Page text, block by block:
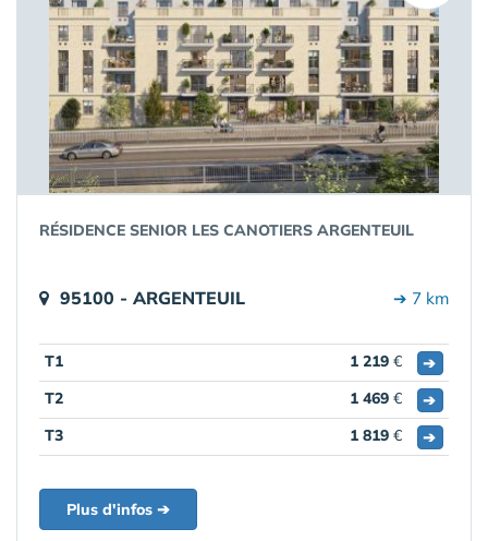
RÉSIDENCE SENIOR LES CANOTIERS ARGENTEUIL
95100 - ARGENTEUIL ➔ 7 km
T1 1 219 €
➔
T2
1 469 €
➔
T3
1 819 € ➔
Plus d'infos ➔